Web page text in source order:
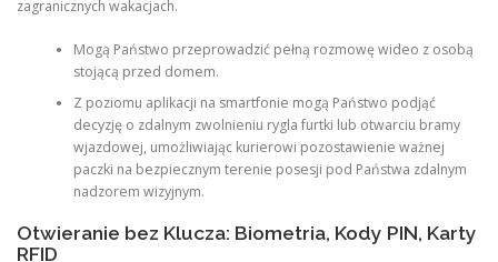
zagranicznych wakacjach.
Mogą Państwo przeprowadzić pełną rozmowę wideo z osobą
stojącą przed domem.
Z poziomu aplikacji na smartfonie mogą Państwo podjąć
decyzję o zdalnym zwolnieniu rygla furtki lub otwarciu bramy
wjazdowej, umożliwiając kurierowi pozostawienie ważnej
paczki na bezpiecznym terenie posesji pod Państwa zdalnym
nadzorem wizyjnym.
Otwieranie bez Klucza: Biometria, Kody PIN, Karty
RFID